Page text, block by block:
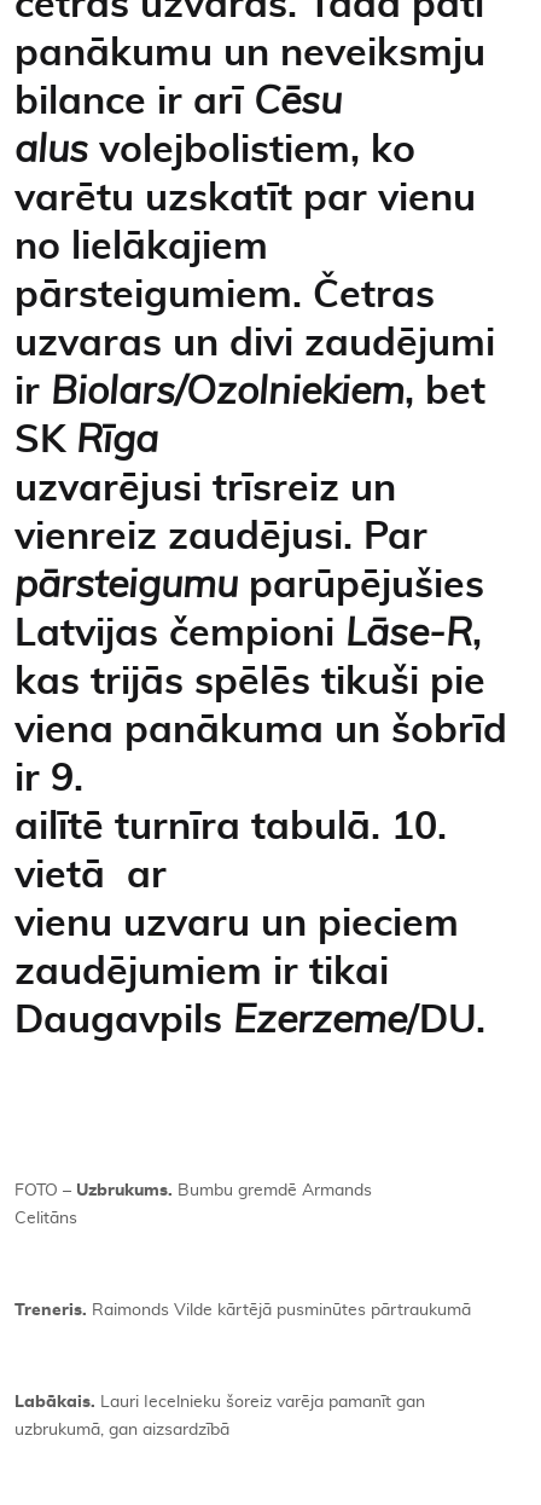
panākumu un neveiksmju
bilance ir arī Cēsu
alus volejbolistiem, ko
varētu uzskatīt par vienu
no lielākajiem
pārsteigumiem. Četras
uzvaras un divi zaudējumi
ir Biolars/Ozolniekiem, bet
SK Rīga
uzvarējusi trīsreiz un
vienreiz zaudējusi. Par
pārsteigumu parūpējušies
Latvijas čempioni Lāse-R,
kas trijās spēlēs tikuši pie
viena panākuma un šobrīd
ir 9.
ailītē turnīra tabulā. 10.
vietā ar
vienu uzvaru un pieciem
zaudējumiem ir tikai
Daugavpils Ezerzeme/DU.
FOTO – Uzbrukums. Bumbu gremdē Armands
Celitāns
Treneris. Raimonds Vilde kārtējā pusminūtes pārtraukumā
Labākais. Lauri Iecelnieku šoreiz varēja pamanīt gan
uzbrukumā, gan aizsardzībā